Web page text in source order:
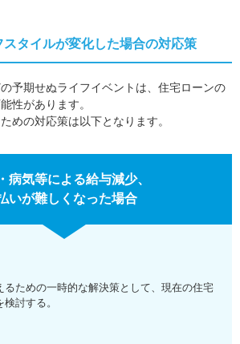
タイルが変化した場合の対応策
予期せぬライフイベントは、住宅ローンの
性があります。
めの対応策は以下となります。
病気等による給与減少、
いが難しくなった場合
るための一時的な解決策として、現在の住宅
討する。